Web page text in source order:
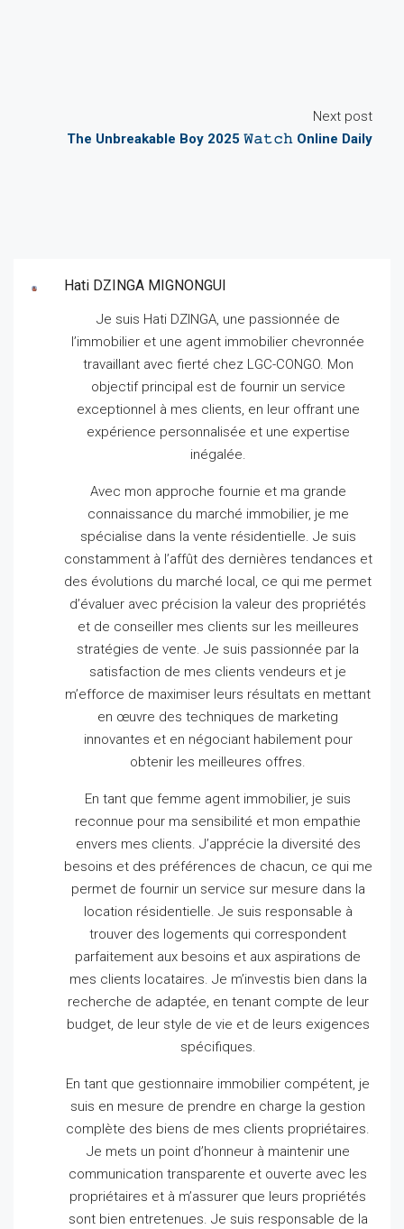
Next post
The Unbreakable Boy 2025 𝚆𝚊𝚝𝚌𝚑 Online Daily
Hati DZINGA MIGNONGUI
Je suis Hati DZINGA, une passionnée de
l’immobilier et une agent immobilier chevronnée
travaillant avec fierté chez LGC-CONGO. Mon
objectif principal est de fournir un service
exceptionnel à mes clients, en leur offrant une
expérience personnalisée et une expertise
inégalée.
Avec mon approche fournie et ma grande
connaissance du marché immobilier, je me
spécialise dans la vente résidentielle. Je suis
constamment à l’affût des dernières tendances et
des évolutions du marché local, ce qui me permet
d’évaluer avec précision la valeur des propriétés
et de conseiller mes clients sur les meilleures
stratégies de vente.Je suis passionnée par la
satisfaction de mes clients vendeurs et je
m’efforce de maximiser leurs résultats en mettant
en œuvre des techniques de marketing
innovantes et en négociant habilement pour
obtenir les meilleures offres.
En tant que femme agent immobilier, je suis
reconnue pour ma sensibilité et mon empathie
envers mes clients. J’apprécie la diversité des
besoins et des préférences de chacun, ce qui me
permet de fournir un service sur mesure dans la
location résidentielle. Je suis responsable à
trouver des logements qui correspondent
parfaitement aux besoins et aux aspirations de
mes clients locataires. Je m’investis bien dans la
recherche de adaptée, en tenant compte de leur
budget, de leur style de vie et de leurs exigences
spécifiques.
En tant que gestionnaire immobilier compétent, je
suis en mesure de prendre en charge la gestion
complète des biens de mes clients propriétaires.
Je mets un point d’honneur à maintenir une
communication transparente et ouverte avec les
propriétaires et à m’assurer que leurs propriétés
sont bien entretenues. Je suis responsable de la